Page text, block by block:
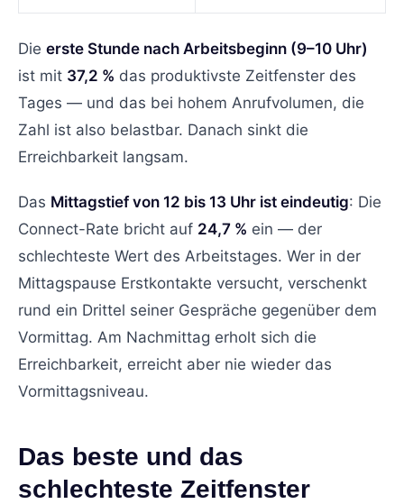
Die erste Stunde nach Arbeitsbeginn (9–10 Uhr)
ist mit 37,2 % das produktivste Zeitfenster des
Tages — und das bei hohem Anrufvolumen, die
Zahl ist also belastbar. Danach sinkt die
Erreichbarkeit langsam.
Das Mittagstief von 12 bis 13 Uhr ist eindeutig: Die
Connect-Rate bricht auf 24,7 % ein — der
schlechteste Wert des Arbeitstages. Wer in der
Mittagspause Erstkontakte versucht, verschenkt
rund ein Drittel seiner Gespräche gegenüber dem
Vormittag. Am Nachmittag erholt sich die
Erreichbarkeit, erreicht aber nie wieder das
Vormittagsniveau.
Das beste und das
schlechteste Zeitfenster